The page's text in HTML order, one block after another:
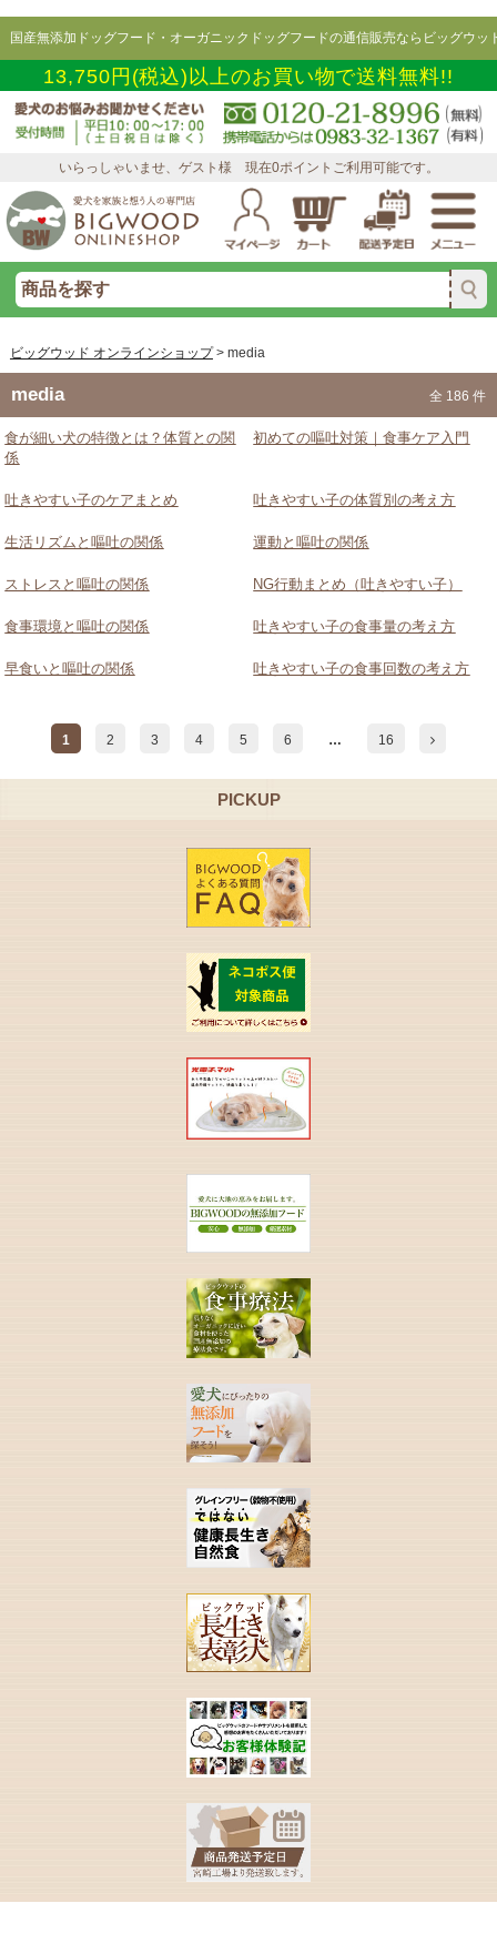
国産無添加ドッグフード・オーガニックドッグフードの通信販売ならビッグウッ
13,750円(税込)以上のお買い物で送料無料!!
いらっしゃいませ、ゲスト様 現在0ポイントご利用可能です。
ビッグウッド オンラインショップ> media
media 全 186 件
食が細い犬の特徴とは？体質との関
係
初めての嘔吐対策｜食事ケア入門
吐きやすい子のケアまとめ 吐きやすい子の体質別の考え方
生活リズムと嘔吐の関係 運動と嘔吐の関係
ストレスと嘔吐の関係 NG行動まとめ（吐きやすい子）
食事環境と嘔吐の関係 吐きやすい子の食事量の考え方
早食いと嘔吐の関係 吐きやすい子の食事回数の考え方
1 2 3 4 5 6 … 16
PICKUP